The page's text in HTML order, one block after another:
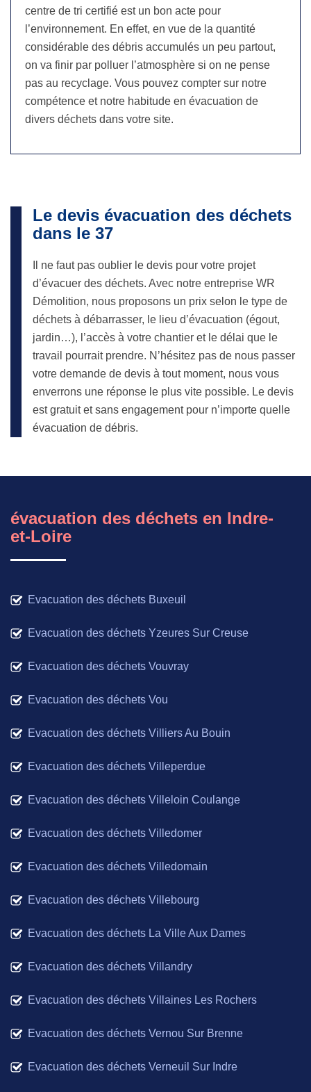
centre de tri certifié est un bon acte pour
l’environnement. En effet, en vue de la quantité
considérable des débris accumulés un peu partout,
on va finir par polluer l’atmosphère si on ne pense
pas au recyclage. Vous pouvez compter sur notre
compétence et notre habitude en évacuation de
divers déchets dans votre site.
Le devis évacuation des déchets
dans le 37
Il ne faut pas oublier le devis pour votre projet
d’évacuer des déchets. Avec notre entreprise WR
Démolition, nous proposons un prix selon le type de
déchets à débarrasser, le lieu d’évacuation (égout,
jardin…), l’accès à votre chantier et le délai que le
travail pourrait prendre. N’hésitez pas de nous passer
votre demande de devis à tout moment, nous vous
enverrons une réponse le plus vite possible. Le devis
est gratuit et sans engagement pour n’importe quelle
évacuation de débris.
évacuation des déchets en Indre-
et-Loire
Evacuation des déchets Buxeuil
Evacuation des déchets Yzeures Sur Creuse
Evacuation des déchets Vouvray
Evacuation des déchets Vou
Evacuation des déchets Villiers Au Bouin
Evacuation des déchets Villeperdue
Evacuation des déchets Villeloin Coulange
Evacuation des déchets Villedomer
Evacuation des déchets Villedomain
Evacuation des déchets Villebourg
Evacuation des déchets La Ville Aux Dames
Evacuation des déchets Villandry
Evacuation des déchets Villaines Les Rochers
Evacuation des déchets Vernou Sur Brenne
Evacuation des déchets Verneuil Sur Indre